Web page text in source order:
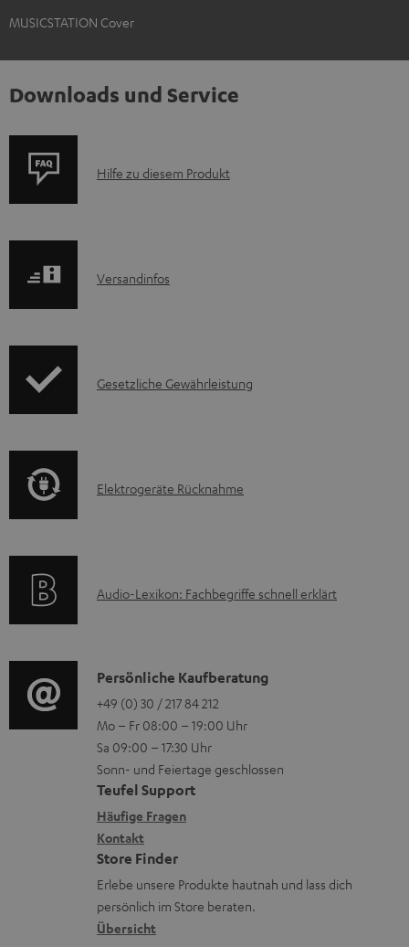
MUSICSTATION Cover
Downloads und Service
P
u
A
Hilfe zu diesem Produkt
I
r
i
n
m
V
e
r
s
a
n
d
Versandinfos
I
r
i
e
n
z
u
r
G
a
r
a
n
Gesetzliche Gewährleistung
E
t
g
e
r
ä
t
e
R
ü
c
k
Elektrogeräte Rücknahme
A
i
o
-
L
e
x
i
k
o
n
Audio-Lexikon: Fachbegriffe schnell erklärt
K
o
n
t
a
k
t
d
a
t
Persönliche Kaufberatung
+49 (0) 30 / 217 84 212
Mo – Fr 08:00 – 19:00 Uhr
Sa 09:00 – 17:30 Uhr
Sonn- und Feiertage geschlossen
Teufel Support
Häufige Fragen
Kontakt
Store Finder
Erlebe unsere Produkte hautnah und lass dich
persönlich im Store beraten.
Übersicht